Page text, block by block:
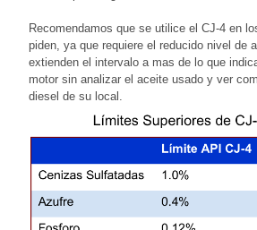
Recomendamos que se utilice el CJ-4 en
piden, ya que requiere el reducido nivel de
extienden el intervalo a mas de lo que
motor sin analizar el aceite usado y ver
diesel de su local.